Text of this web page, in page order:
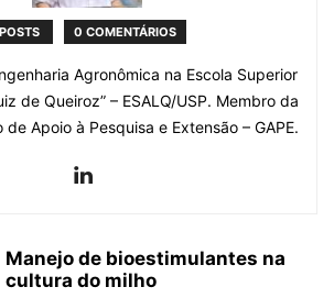
0 COMENTÁRIOS
Agronômica na Escola Superior
de Queiroz” – ESALQ/USP. Membro da
Apoio à Pesquisa e Extensão – GAPE.
Manejo de bioestimulantes na
cultura do milho